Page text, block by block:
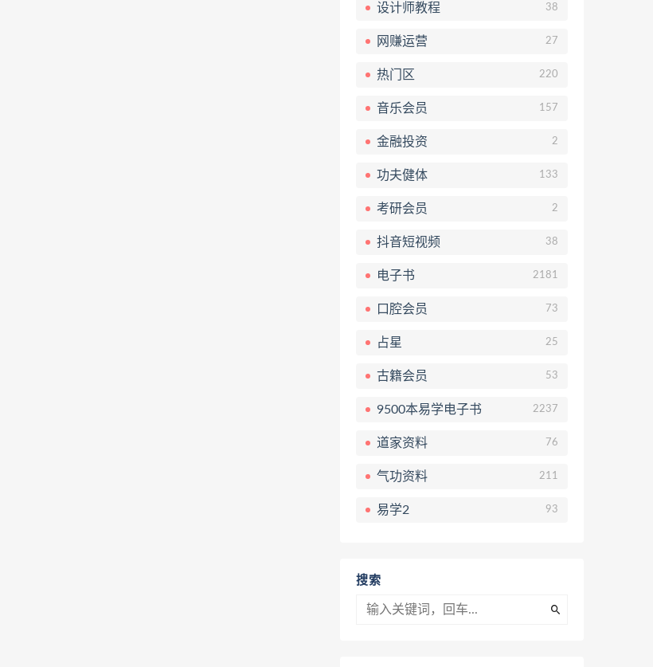
设计师教程 38
网赚运营 27
热门区 220
音乐会员 157
金融投资 2
功夫健体 133
考研会员 2
抖音短视频 38
电子书 2181
口腔会员 73
占星 25
古籍会员 53
9500本易学电子书 2237
道家资料 76
气功资料 211
易学2 93
搜索